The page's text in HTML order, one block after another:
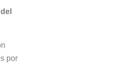
por